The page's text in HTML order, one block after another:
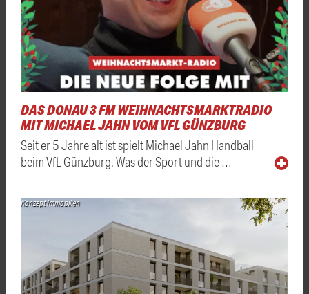
DAS DONAU 3 FM WEIHNACHTSMARKTRADIO
MIT MICHAEL JAHN VOM VFL GÜNZBURG
Seit er 5 Jahre alt ist spielt Michael Jahn Handball
beim VfL Günzburg. Was der Sport und die …
Konzept Immobilien